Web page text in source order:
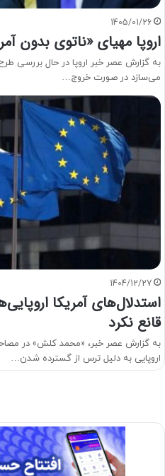
1405/01/26
اروپا مهیای «ناتوی بدون
به گزارش عصر خبر اروپا در حال بررسی
می‌سازد در صورت خروج…
1404/12/27
استدلال‌های آمریکا
قانع نکرد
به گزارش عصر خبر، «محمد کلش» در
اروپایی به دلیل ترس از گسترده شدن…